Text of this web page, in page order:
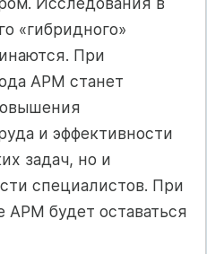
«гибридного»
При
АРМ станет
и эффективности
задач, но и
специалистов. При
АРМ будет оставаться